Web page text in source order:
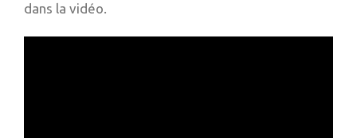
dans la vidéo.